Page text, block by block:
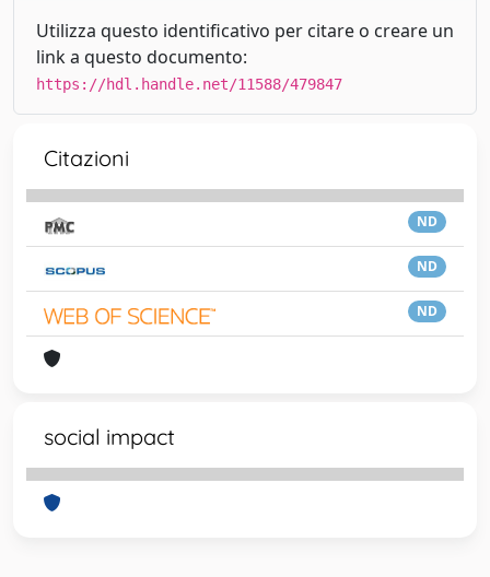
Utilizza questo identificativo per citare o creare un
link a questo documento:
https://hdl.handle.net/11588/479847
Citazioni
ND
ND
ND
social impact